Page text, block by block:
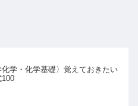
化学・化学基礎〉覚えておきたい